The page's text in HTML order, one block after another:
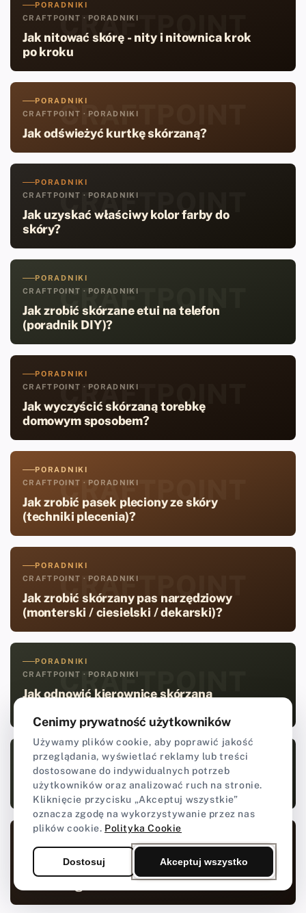
CRAFTPOINT
PORADNIKI
CRAFTPOINT · PORADNIKI
Jak nitować skórę - nity i nitownica krok
po kroku
CRAFTPOINT
PORADNIKI
CRAFTPOINT · PORADNIKI
Jak odświeżyć kurtkę skórzaną?
CRAFTPOINT
PORADNIKI
CRAFTPOINT · PORADNIKI
Jak uzyskać właściwy kolor farby do
skóry?
CRAFTPOINT
PORADNIKI
CRAFTPOINT · PORADNIKI
Jak zrobić skórzane etui na telefon
(poradnik DIY)?
CRAFTPOINT
PORADNIKI
CRAFTPOINT · PORADNIKI
Jak wyczyścić skórzaną torebkę
domowym sposobem?
CRAFTPOINT
PORADNIKI
CRAFTPOINT · PORADNIKI
Jak zrobić pasek pleciony ze skóry
(techniki plecenia)?
CRAFTPOINT
PORADNIKI
CRAFTPOINT · PORADNIKI
Jak zrobić skórzany pas narzędziowy
(monterski / ciesielski / dekarski)?
CRAFTPOINT
PORADNIKI
CRAFTPOINT · PORADNIKI
Jak odnowić kierownicę skórzaną
CRAFTPOINT
PORADNIKI
CRAFTPOINT · PORADNIKI
Jak zrobić pasek do spodni?
CRAFTPOINT
CRAFTPOINT · PORADNIKI
Jak zrobić bransoletkę ze sznurka
Cenimy prywatność użytkowników
Używamy plików cookie, aby poprawić jakość
przeglądania, wyświetlać reklamy lub treści
dostosowane do indywidualnych potrzeb
użytkowników oraz analizować ruch na stronie.
Kliknięcie przycisku „Akceptuj wszystkie”
oznacza zgodę na wykorzystywanie przez nas
plików cookie. Polityka Cookie
Dostosuj Akceptuj wszystko